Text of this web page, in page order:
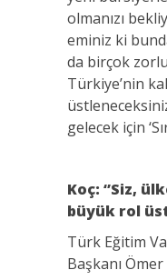
olmanızı
eminiz ki
da birçok
Türkiye’nin
gelecek için
Koç: ‘’Siz,
büyük rol
Türk Eğitim
Başkanı